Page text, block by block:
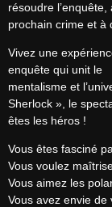
résoudre
prochain crime et à
Vivez une
enquête qui unit le
mentalisme et
Sherlock », le
êtes les héros !
Vous êtes fasciné
Vous voulez
Vous aimez les
Vous avez envie